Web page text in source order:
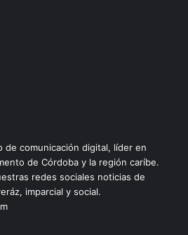
de comunicación digital, líder en
de Córdoba y la región caríbe.
redes sociales noticias de
imparcial y social.